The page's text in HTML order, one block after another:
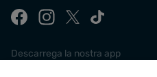
Descarrega la nostra app